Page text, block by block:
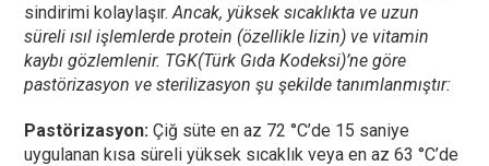
sindirimi kolaylaşır.Ancak, yüksek sıcaklıkta ve uzun
süreli ısıl işlemlerde protein (özellikle lizin) ve vitamin
kaybı gözlemlenir. TGK(Türk Gıda Kodeksi)’ne göre
pastörizasyon ve sterilizasyon şu şekilde tanımlanmıştır:
Pastörizasyon:Çiğ süte en az 72 °C’de 15 saniye
uygulanan kısa süreli yüksek sıcaklık veya en az 63 °C’de